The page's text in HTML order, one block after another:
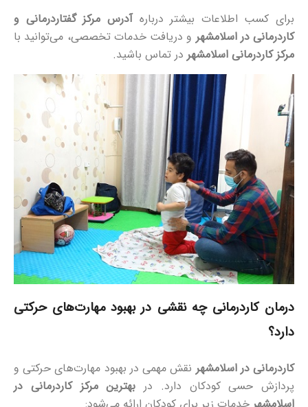
برای کسب اطلاعات بیشتر دربارهآدرس مرکز گفتاردرمانی و
کاردرمانی در اسلامشهر و دریافت خدمات تخصصی، می‌توانید با
مرکز کاردرمانی اسلامشهر در تماس باشید.
درمان کاردرمانی چه نقشی در بهبود مهارت‌های حرکتی
دارد؟
کاردرمانی در اسلامشهر نقش مهمی در بهبود مهارت‌های حرکتی و
پردازش حسی کودکان دارد. در بهترین مرکز کاردرمانی در